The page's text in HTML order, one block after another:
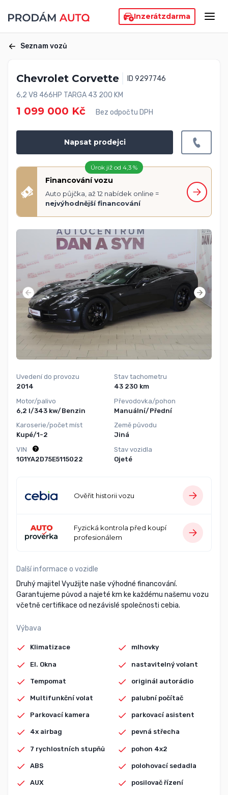
Inzerátzdarma
Seznam vozů
Chevrolet Corvette
ID 9297746
6,2 V8 466HP TARGA 43 200 KM
1 099 000 Kč Bez odpočtu DPH
Napsat prodejci
Úrok již od 4,3 %
Financování vozu
Auto půjčka, až 12 nabídek online =
nejvýhodnější financování
Uvedení do provozu
2014
Motor/palivo
6,2 l/343 kw/Benzin
Karoserie/počet míst
Kupé/1-2
Stav tachometru
43 230 km
Převodovka/pohon
Manuální/Přední
Země původu
Jiná
VIN
1G1YA2D75E5115022
Stav vozidla
Ojeté
Ověřit historii vozu
Fyzická kontrola před koupí
profesionálem
Další informace o vozidle
Druhý majitel Využijte naše výhodné financování.
Garantujeme původ a najeté km ke každému našemu vozu
včetně certifikace od nezávislé společnosti cebia.
Výbava
Klimatizace
El. Okna
Tempomat
Multifunkční volat
Parkovací kamera
4x airbag
7 rychlostních stupňů
ABS
AUX
mlhovky
nastavitelný volant
originál autorádio
palubní počítač
parkovací asistent
pevná střecha
pohon 4x2
polohovací sedadla
posilovač řízení